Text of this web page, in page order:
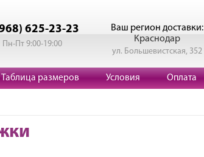
625-23-23
Пн-Пт 9:00-19:00
Ваш регион доставки:
Краснодар
ул. Большевистская, 352
Таблица размеров Условия Оплата